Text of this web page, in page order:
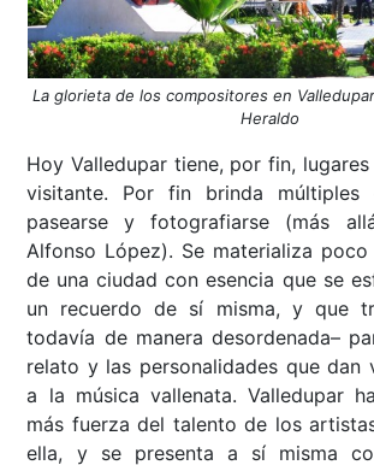
La glorieta de los compositores en
Heraldo
Hoy Valledupar tiene, por fin,
visitante. Por fin brinda múltiples
pasearse y fotografiarse (más
Alfonso López). Se materializa
de una ciudad con esencia que se
un recuerdo de sí misma, y que
todavía de manera desordenada–
relato y las personalidades que dan
a la música vallenata. Valledupar
más fuerza del talento de los
ella, y se presenta a sí misma